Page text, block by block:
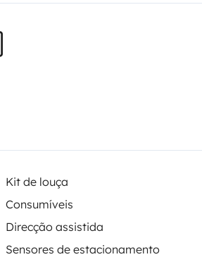
camping-car : il
garer
Son
Kit de louça
Consumíveis
Direcção assistida
Sensores de estacionamento